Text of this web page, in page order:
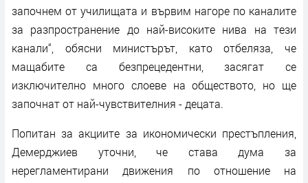
започнем от училищата и вървим нагоре по каналите
за разпространение до най-високите нива на тези
канали“, обясни министърът, като отбеляза, че
мащабите са безпрецедентни, засягат се
изключително много слоеве на обществото, но ще
започнат от най-чувствителния - децата.
Попитан за акциите за икономически престъпления,
Демерджиев уточни, че става дума за
нерегламентирани движения по отношение на